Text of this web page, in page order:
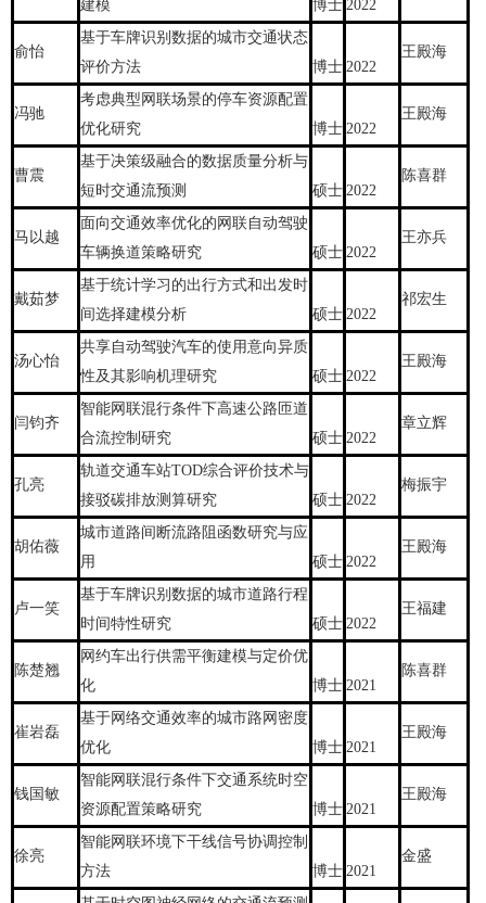
建模
博士 2022
俞怡
基于车牌识别数据的城市交通状态
评价方法
博士 2022
王殿海
冯驰
考虑典型网联场景的停车资源配置
优化研究
博士 2022
王殿海
曹震
基于决策级融合的数据质量分析与
短时交通流预测
硕士 2022
陈喜群
马以越
面向交通效率优化的网联自动驾驶
车辆换道策略研究
硕士 2022
王亦兵
戴茹梦
基于统计学习的出行方式和出发时
间选择建模分析
硕士 2022
祁宏生
汤心怡
共享自动驾驶汽车的使用意向异质
性及其影响机理研究
硕士 2022
王殿海
闫钧齐
智能网联混行条件下高速公路匝道
合流控制研究
硕士 2022
章立辉
孔亮
轨道交通车站TOD综合评价技术与
接驳碳排放测算研究
硕士 2022
梅振宇
胡佑薇
城市道路间断流路阻函数研究与应
用
硕士 2022
王殿海
卢一笑
基于车牌识别数据的城市道路行程
时间特性研究
硕士 2022
王福建
陈楚翘
网约车出行供需平衡建模与定价优
化
博士 2021
陈喜群
崔岩磊
基于网络交通效率的城市路网密度
优化
博士 2021
王殿海
钱国敏
智能网联混行条件下交通系统时空
资源配置策略研究
博士 2021
王殿海
徐亮
智能网联环境下干线信号协调控制
方法
博士 2021
金盛